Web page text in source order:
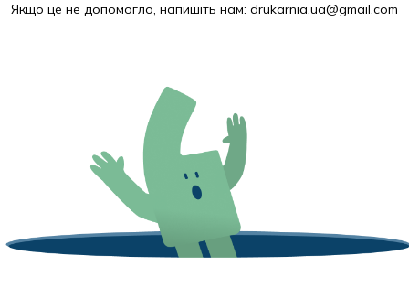
Якщо це не допомогло, напишіть нам: drukarnia.ua@gmail.com